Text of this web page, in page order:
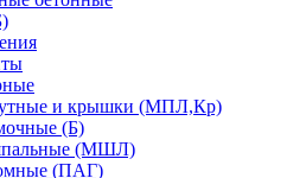
и крышки (МПЛ,Кр)
(Б)
(МШЛ)
(ПАГ)